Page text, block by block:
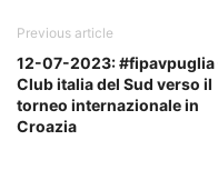
Previous article
12-07-2023: #fipavpuglia
Club italia del Sud verso il
torneo internazionale in
Croazia